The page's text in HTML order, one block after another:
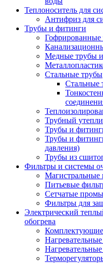
Теплоноситель для
Антифриз для
Трубы и фитинги
Гофрированные
Медные трубы
Стальные трубы
Стальные
Трубный
Трубы и
Трубы и
давления)
Трубы из
Фильтры и системы
Магистральные
Питьевые
Сетчатые
Фильтры для
Электрический
обогрева